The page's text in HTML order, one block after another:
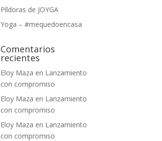
Píldoras de JOYGA
Yoga – #mequedoencasa
Comentarios
recientes
Eloy Maza en Lanzamiento
con compromiso
Eloy Maza en Lanzamiento
con compromiso
Eloy Maza en Lanzamiento
con compromiso